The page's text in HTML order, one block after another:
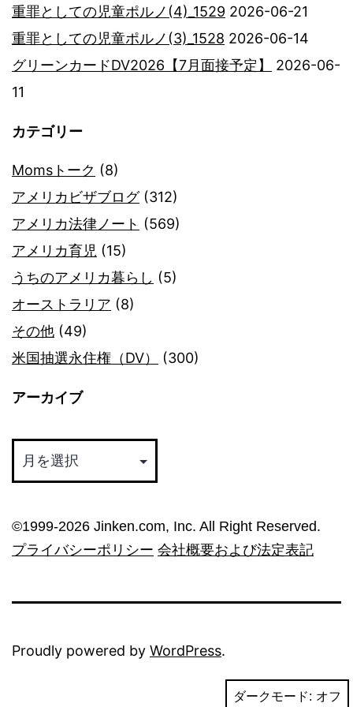
重罪としての児童ポルノ(4)_1529 2026-06-21
重罪としての児童ポルノ(3)_1528 2026-06-14
グリーンカードDV2026【7月面接予定】
2026-06-
11
カテゴリー
Momsトーク (8)
アメリカビザブログ(312)
アメリカ法律ノート (569)
アメリカ育児 (15)
うちのアメリカ暮らし (5)
オーストラリア (8)
その他 (49)
米国抽選永住権（DV）
(300)
アーカイブ
カ
ブ
©︎1999-2026 Jinken.com, Inc. All Right Reserved.
プライバシーポリシー 会社概要および法定表記
Proudly powered by WordPress.
ダークモード: